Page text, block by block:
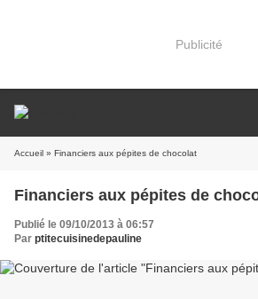
Publicité
Accueil » Financiers aux pépites de chocolat
Financiers aux pépites de
Publié le 09/10/2013 à 06:57
Par ptitecuisinedepauline